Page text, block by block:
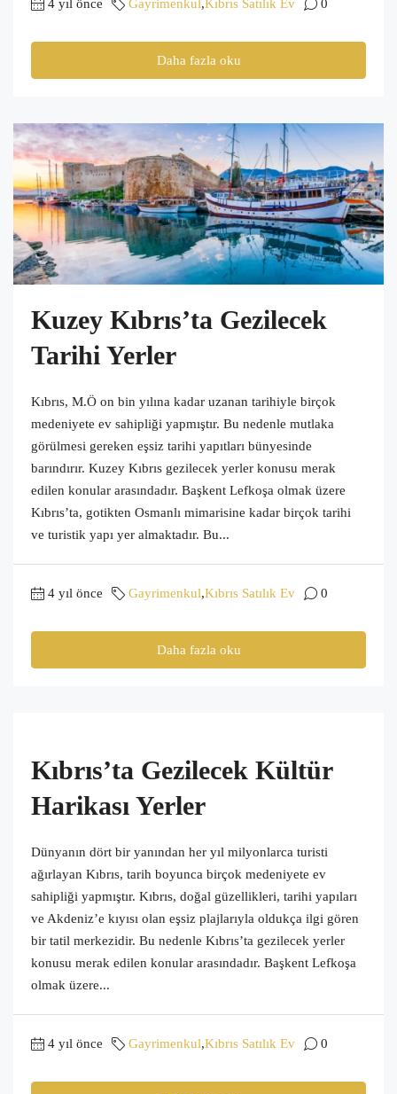
4 yıl önce Gayrimenkul , Kıbrıs Satılık Ev 0
Daha fazla oku
Kuzey Kıbrıs’ta Gezilecek
Tarihi Yerler
Kıbrıs, M.Ö on bin yılına kadar uzanan tarihiyle birçok
medeniyete ev sahipliği yapmıştır. Bu nedenle mutlaka
görülmesi gereken eşsiz tarihi yapıtları bünyesinde
barındırır. Kuzey Kıbrıs gezilecek yerler konusu merak
edilen konular arasındadır. Başkent Lefkoşa olmak üzere
Kıbrıs’ta, gotikten Osmanlı mimarisine kadar birçok tarihi
ve turistik yapı yer almaktadır. Bu...
4 yıl önce Gayrimenkul,Kıbrıs Satılık Ev 0
Daha fazla oku
Kıbrıs’ta Gezilecek Kültür
Harikası Yerler
Dünyanın dört bir yanından her yıl milyonlarca turisti
ağırlayan Kıbrıs, tarih boyunca birçok medeniyete ev
sahipliği yapmıştır. Kıbrıs, doğal güzellikleri, tarihi yapıları
ve Akdeniz’e kıyısı olan eşsiz plajlarıyla oldukça ilgi gören
bir tatil merkezidir. Bu nedenle Kıbrıs’ta gezilecek yerler
konusu merak edilen konular arasındadır. Başkent Lefkoşa
olmak üzere...
4 yıl önce Gayrimenkul,Kıbrıs Satılık Ev 0